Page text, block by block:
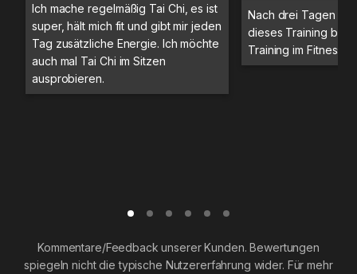
Ich mache regelmäßig Tai Chi, es ist
super, hält mich fit und gibt mir jeden
Tag zusätzliche Energie. Ich möchte
auch mal Tai Chi im Sitzen
ausprobieren.
Nach drei Tagen
dieses Training
Training im
Kommentare/Feedback unserer Kunden. Bewertungen
spiegeln nicht die typische Nutzererfahrung wider. Für mehr